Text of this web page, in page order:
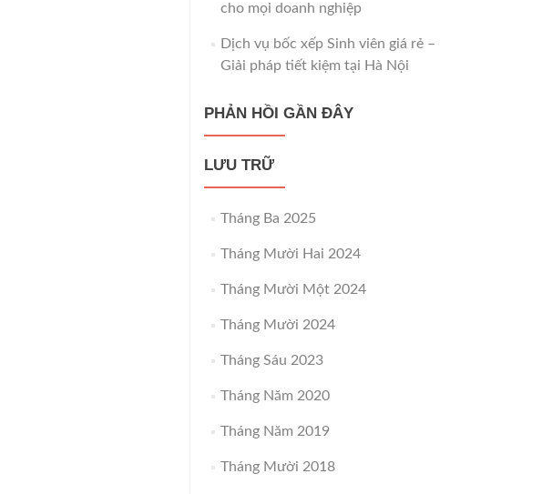
cho mọi doanh nghiệp
Dịch vụ bốc xếp Sinh viên giá rẻ –
Giải pháp tiết kiệm tại Hà Nội
PHẢN HỒI GẦN ĐÂY
LƯU TRỮ
Tháng Ba 2025
Tháng Mười Hai 2024
Tháng Mười Một 2024
Tháng Mười 2024
Tháng Sáu 2023
Tháng Năm 2020
Tháng Năm 2019
Tháng Mười 2018